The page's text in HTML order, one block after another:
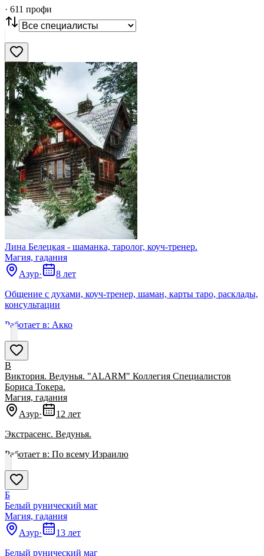
СТАТУС
VIP С фото
Нашли
Сбросить
· 611 профи
Лина Белецкая - шаманка, таролог, коуч-тренер.
Магия, гадания
Азур·
8 лет
Общение с духами, коуч-тренер, шаман, карты таро, расклады,
консyльтации
Работает в: Акко
В
Виктория. Ведунья. "ALARM" Коллегия Специалистов
Бориса Токера.
Магия, гадания
Азур·
12 лет
Экстрасенс. Ведунья.
Работает в: По всему Израилю
Б
Белый рунический маг
Магия, гадания
Азур·
13 лет
Белый рунический маг